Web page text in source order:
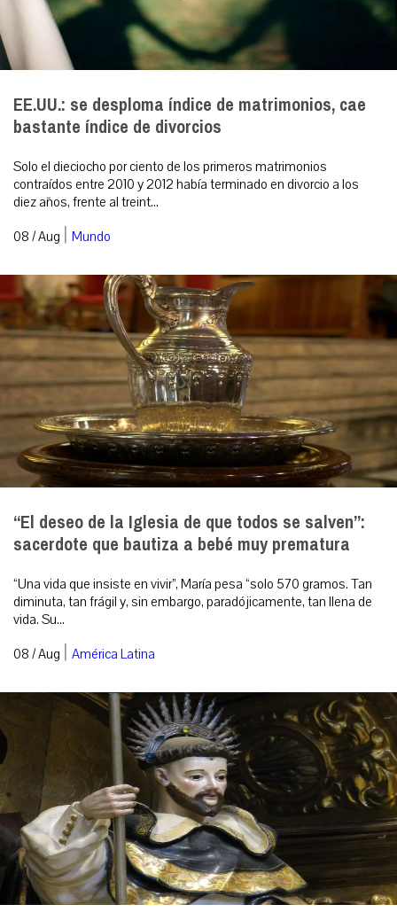
EE.UU.: se desploma índice de matrimonios, cae
bastante índice de divorcios
Solo el dieciocho por ciento de los primeros matrimonios
contraídos entre 2010 y 2012 había terminado en divorcio a los
diez años, frente al treint...
08 / Aug | Mundo
“El deseo de la Iglesia de que todos se salven”:
sacerdote que bautiza a bebé muy prematura
“Una vida que insiste en vivir”, María pesa “solo 570 gramos. Tan
diminuta, tan frágil y, sin embargo, paradójicamente, tan llena de
vida. Su...
08 / Aug | América Latina